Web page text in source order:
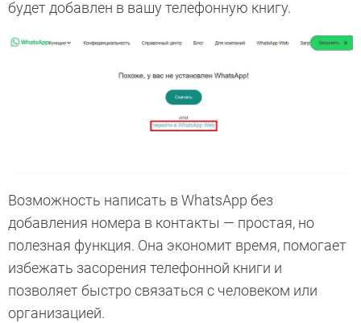
будет добавлен в вашу телефонную книгу.
Возможность написать в WhatsApp без
добавления номера в контакты — простая, но
полезная функция. Она экономит время, помогает
избежать засорения телефонной книги и
позволяет быстро связаться с человеком или
организацией.